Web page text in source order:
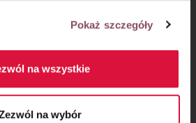
Pokaż szczegóły
na wszystkie
na wybór